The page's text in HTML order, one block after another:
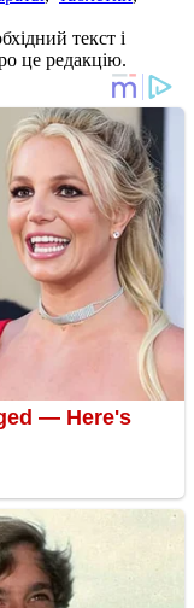
текст і
це редакцію.